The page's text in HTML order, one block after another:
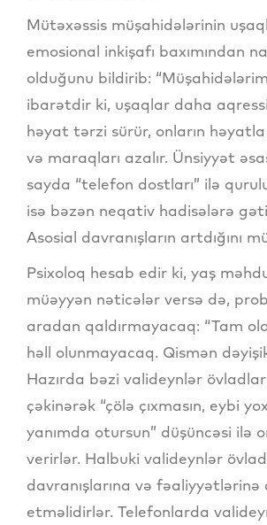
Mütəxəssis müşahidələrinin
emosional inkişafı baxımından
olduğunu bildirib:
ibarətdir ki, uşaqlar daha
həyat tərzi sürür, onların həyatla
və maraqları azalır. Ünsiyyət
sayda “telefon dostları” ilə
isə bəzən neqativ hadisələrə
Asosial davranışların artdığını
Psixoloq hesab edir ki, yaş
müəyyən nəticələr versə də,
aradan qaldırmayacaq: “Tam
həll olunmayacaq. Qismən
Hazırda bəzi valideynlər
çəkinərək “çölə çıxmasın, eybi
yanımda otursun” düşüncəsi ilə
verirlər. Halbuki valideynlər
davranışlarına və
etməlidirlər. Telefonlarda